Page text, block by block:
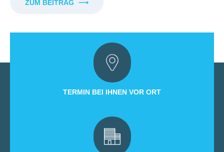
ZUM BEITRAG ⟶
TERMIN BEI IHNEN VOR ORT